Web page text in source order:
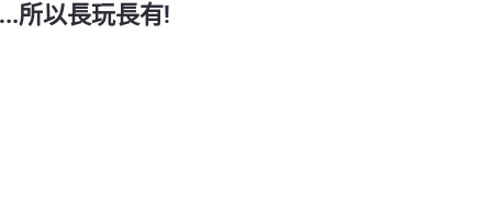
所以長玩長有!